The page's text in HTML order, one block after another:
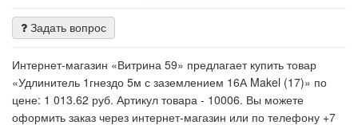
Задать вопрос
Интернет-магазин «Витрина 59» предлагает купить товар
«Удлинитель 1гнездо 5м с заземлением 16А Makel (17)» по
цене: 1 013.62 руб. Артикул товара - 10006. Вы можете
оформить заказ через интернет-магазин или по телефону +7